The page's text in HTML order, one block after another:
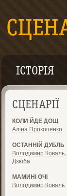
ІСТОРІЯ
СЦЕНАРІЇ
КОЛИ ЙДЕ ДОЩ
Аліна Прокопенко
ОСТАННІЙ ДУБЛЬ
Володимир Коваль,
Дзюба
МАМИНІ ОЧІ
Володимир Коваль